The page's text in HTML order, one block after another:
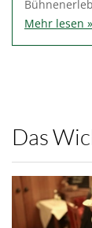
Mehr lesen »
Das